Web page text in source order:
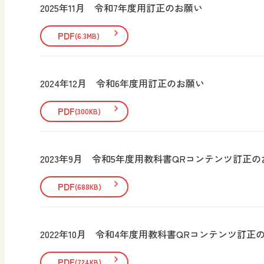
2025年11月 令和7年度用訂正のお願い
PDF(6.3MB)
2024年12月 令和6年度用訂正のお願い
PDF(300KB)
2023年9月 令和5年度用教科書QRコンテンツ訂正の
PDF(688KB)
2022年10月 令和4年度用教科書QRコンテンツ訂正
(724KB)